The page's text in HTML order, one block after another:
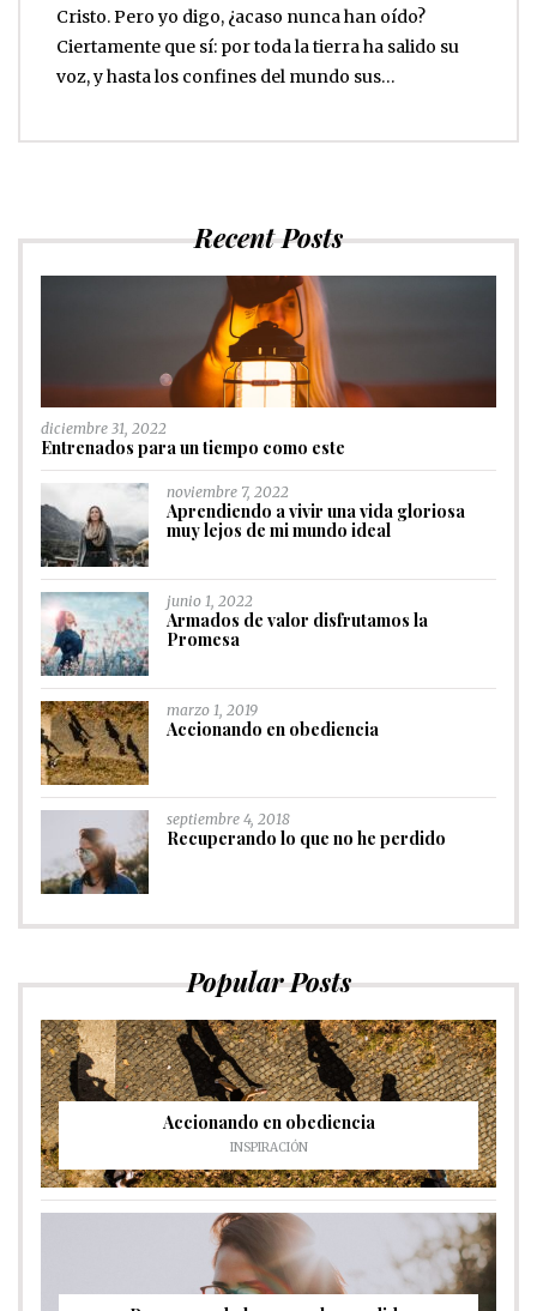
Cristo. Pero yo digo, ¿acaso nunca han oído?
Ciertamente que sí: por toda la tierra ha salido su
voz, y hasta los confines del mundo sus…
Recent Posts
diciembre 31, 2022
Entrenados para un tiempo como este
noviembre 7, 2022
Aprendiendo a vivir una vida gloriosa
muy lejos de mi mundo ideal
junio 1, 2022
Armados de valor disfrutamos la
Promesa
marzo 1, 2019
Accionando en obediencia
septiembre 4, 2018
Recuperando lo que no he perdido
Popular Posts
Accionando en obediencia
INSPIRACIÓN